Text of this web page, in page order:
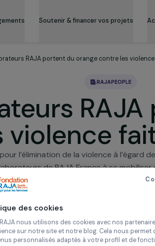
engagements Soutenir & financer vos
collaborateurs RAJA portent du orange
violence
pour l’élimination de la violence
collaborateurs de RAJA France à
Politique des cookies